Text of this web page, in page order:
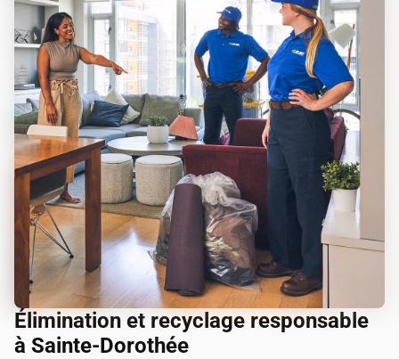
Élimination et recyclage responsable
à Sainte-Dorothée